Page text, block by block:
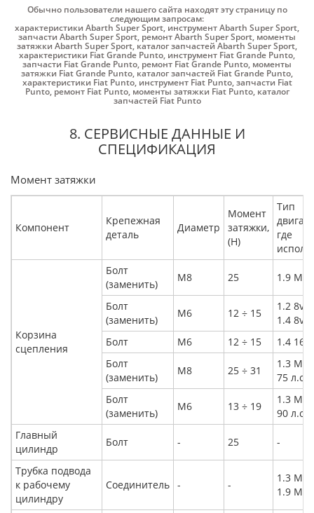
Обычно пользователи нашего сайта находят эту страницу по
следующим запросам:
характеристики Abarth Super Sport, инструмент Abarth Super Sport,
запчасти Abarth Super Sport, ремонт Abarth Super Sport, моменты
затяжки Abarth Super Sport, каталог запчастей Abarth Super Sport,
характеристики Fiat Grande Punto, инструмент Fiat Grande Punto,
запчасти Fiat Grande Punto, ремонт Fiat Grande Punto, моменты
затяжки Fiat Grande Punto, каталог запчастей Fiat Grande Punto,
характеристики Fiat Punto, инструмент Fiat Punto,запчасти Fiat
Punto, ремонт Fiat Punto, моменты затяжки Fiat Punto, каталог
запчастей Fiat Punto
8. СЕРВИСНЫЕ ДАННЫЕ И
СПЕЦИФИКАЦИЯ
Момент затяжки
Компонент
Крепежная
деталь
Диаметр
Момент
затяжки,
(Н)
Тип
где
Корзина
сцепления
Болт
(заменить)
M8 25 1.9
Болт
(заменить)
M6 12 ÷ 15
1.2 8v
1.4 8v
Болт
M6 12 ÷ 15
1.4 16v
Болт
(заменить)
M8 25 ÷ 31
1.3
75 л.с.
Болт
(заменить)
M6 13 ÷ 19
1.3
90 л.с.
Главный
цилиндр
Болт - 25 -
Трубка подвода
к рабочему
цилиндру
Соединитель - -
1.3
1.9